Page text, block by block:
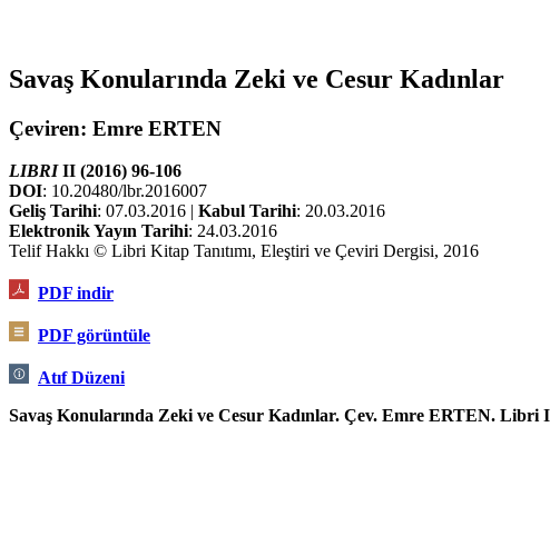
Savaş Konularında Zeki ve Cesur Kadınlar
Çeviren: Emre ERTEN
LIBRIII (2016) 96-106
DOI: 10.20480/lbr.2016007
Geliş Tarihi: 07.03.2016 | Kabul Tarihi: 20.03.2016
Elektronik Yayın Tarihi: 24.03.2016
Telif Hakkı © Libri Kitap Tanıtımı, Eleştiri ve Çeviri Dergisi, 2016
PDF indir
PDF görüntüle
Atıf Düzeni
Savaş Konularında Zeki ve Cesur Kadınlar. Çev. Emre ERTEN. Libri